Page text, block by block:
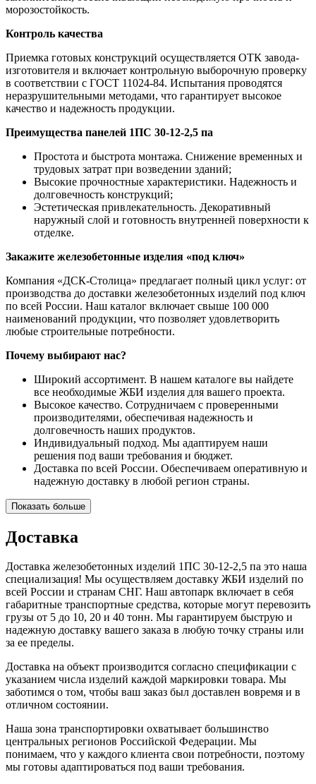
морозостойкость.
Контроль качества
Приемка готовых конструкций осуществляется ОТК завода-
изготовителя и включает контрольную выборочную проверку
в соответствии с ГОСТ 11024-84. Испытания проводятся
неразрушительными методами, что гарантирует высокое
качество и надежность продукции.
Преимущества панелей 1ПС 30-12-2,5 па
Простота и быстрота монтажа. Снижение временных и
трудовых затрат при возведении зданий;
Высокие прочностные характеристики. Надежность и
долговечность конструкций;
Эстетическая привлекательность. Декоративный
наружный слой и готовность внутренней поверхности к
отделке.
Закажите железобетонные изделия «под ключ»
Компания «ДСК-Столица» предлагает полный цикл услуг: от
производства до доставки железобетонных изделий под ключ
по всей России. Наш каталог включает свыше 100 000
наименований продукции, что позволяет удовлетворить
любые строительные потребности.
Почему выбирают нас?
Широкий ассортимент. В нашем каталоге вы найдете
все необходимые ЖБИ изделия для вашего проекта.
Высокое качество. Сотрудничаем с проверенными
производителями, обеспечивая надежность и
долговечность наших продуктов.
Индивидуальный подход. Мы адаптируем наши
решения под ваши требования и бюджет.
Доставка по всей России. Обеспечиваем оперативную и
надежную доставку в любой регион страны.
Показать больше
Доставка
Доставка железобетонных изделий 1ПС 30-12-2,5 па это наша
специализация! Мы осуществляем доставку ЖБИ изделий по
всей России и странам СНГ. Наш автопарк включает в себя
габаритные транспортные средства, которые могут перевозить
грузы от 5 до 10, 20 и 40 тонн. Мы гарантируем быструю и
надежную доставку вашего заказа в любую точку страны или
за ее пределы.
Доставка на объект производится согласно спецификации с
указанием числа изделий каждой маркировки товара. Мы
заботимся о том, чтобы ваш заказ был доставлен вовремя и в
отличном состоянии.
Наша зона транспортировки охватывает большинство
центральных регионов Российской Федерации. Мы
понимаем, что у каждого клиента свои потребности, поэтому
мы готовы адаптироваться под ваши требования.